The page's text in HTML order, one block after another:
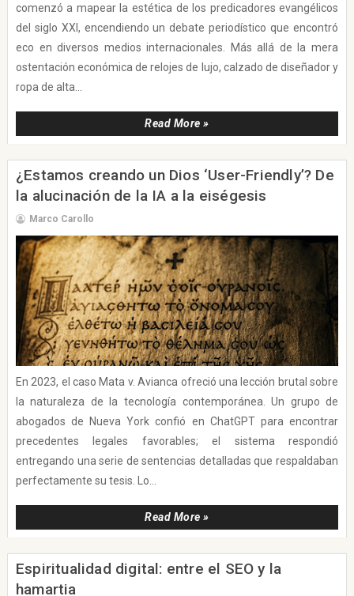
comenzó a mapear la estética de los predicadores evangélicos
del siglo XXI, encendiendo un debate periodístico que encontró
eco en diversos medios internacionales. Más allá de la mera
ostentación económica de relojes de lujo, calzado de diseñador y
ropa de alta...
Read More »
¿Estamos creando un Dios ‘User-Friendly’? De
la alucinación de la IA a la eiségesis
Marco Carollo
En 2023, el caso Mata v. Avianca ofreció una lección brutal sobre
la naturaleza de la tecnología contemporánea. Un grupo de
abogados de Nueva York confió en ChatGPT para encontrar
precedentes legales favorables; el sistema respondió
entregando una serie de sentencias detalladas que respaldaban
perfectamente su tesis. Lo...
Read More »
Espiritualidad digital: entre el SEO y la
hamartia